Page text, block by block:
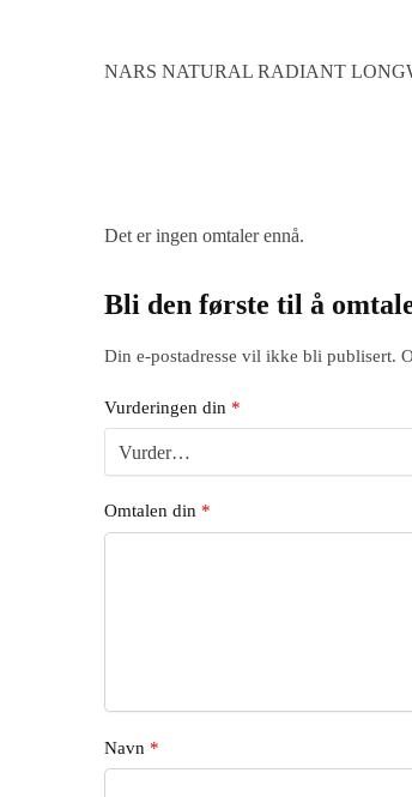
NARS NATURAL RADIANT
Det er ingen omtaler ennå.
Bli den første til å
Din e-postadresse vil ikke bli publisert.
Vurderingen din *
Omtalen din *
Navn *